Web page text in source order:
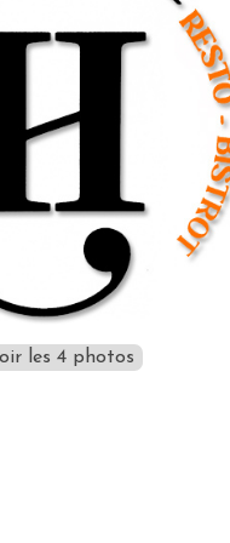
les 4 photos